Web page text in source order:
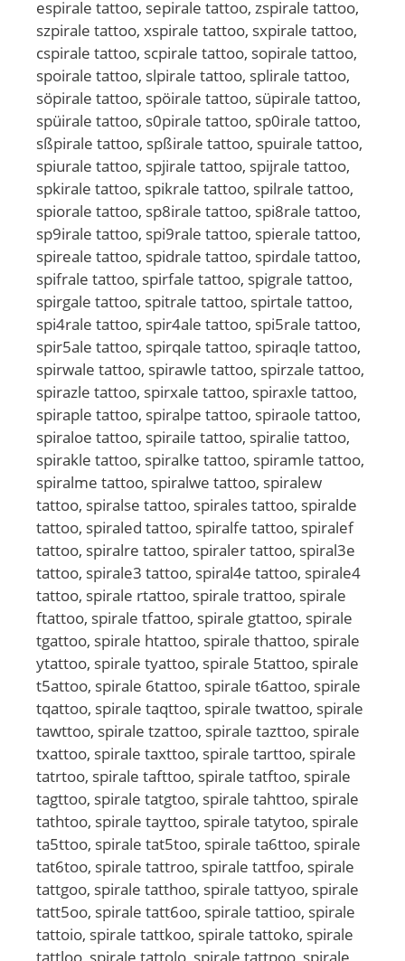
espirale tattoo, sepirale tattoo, zspirale tattoo,
szpirale tattoo, xspirale tattoo, sxpirale tattoo,
cspirale tattoo, scpirale tattoo, sopirale tattoo,
spoirale tattoo, slpirale tattoo, splirale tattoo,
söpirale tattoo, spöirale tattoo, süpirale tattoo,
spüirale tattoo, s0pirale tattoo, sp0irale tattoo,
sßpirale tattoo, spßirale tattoo, spuirale tattoo,
spiurale tattoo, spjirale tattoo, spijrale tattoo,
spkirale tattoo, spikrale tattoo, spilrale tattoo,
spiorale tattoo, sp8irale tattoo, spi8rale tattoo,
sp9irale tattoo, spi9rale tattoo, spierale tattoo,
spireale tattoo, spidrale tattoo, spirdale tattoo,
spifrale tattoo, spirfale tattoo, spigrale tattoo,
spirgale tattoo, spitrale tattoo, spirtale tattoo,
spi4rale tattoo, spir4ale tattoo, spi5rale tattoo,
spir5ale tattoo, spirqale tattoo, spiraqle tattoo,
spirwale tattoo, spirawle tattoo, spirzale tattoo,
spirazle tattoo, spirxale tattoo, spiraxle tattoo,
spiraple tattoo, spiralpe tattoo, spiraole tattoo,
spiraloe tattoo, spiraile tattoo, spiralie tattoo,
spirakle tattoo, spiralke tattoo, spiramle tattoo,
spiralme tattoo, spiralwe tattoo, spiralew
tattoo, spiralse tattoo, spirales tattoo, spiralde
tattoo, spiraled tattoo, spiralfe tattoo, spiralef
tattoo, spiralre tattoo, spiraler tattoo, spiral3e
tattoo, spirale3 tattoo, spiral4e tattoo, spirale4
tattoo, spirale rtattoo, spirale trattoo, spirale
ftattoo, spirale tfattoo, spirale gtattoo, spirale
tgattoo, spirale htattoo, spirale thattoo, spirale
ytattoo, spirale tyattoo, spirale 5tattoo, spirale
t5attoo, spirale 6tattoo, spirale t6attoo, spirale
tqattoo, spirale taqttoo, spirale twattoo, spirale
tawttoo, spirale tzattoo, spirale tazttoo, spirale
txattoo, spirale taxttoo, spirale tarttoo, spirale
tatrtoo, spirale tafttoo, spirale tatftoo, spirale
tagttoo, spirale tatgtoo, spirale tahttoo, spirale
tathtoo, spirale tayttoo, spirale tatytoo, spirale
ta5ttoo, spirale tat5too, spirale ta6ttoo, spirale
tat6too, spirale tattroo, spirale tattfoo, spirale
tattgoo, spirale tatthoo, spirale tattyoo, spirale
tatt5oo, spirale tatt6oo, spirale tattioo, spirale
tattoio, spirale tattkoo, spirale tattoko, spirale